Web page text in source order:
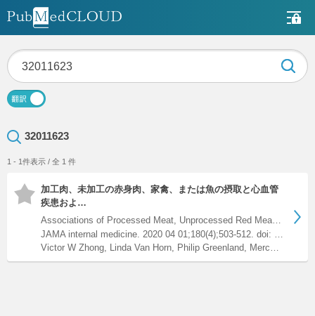
32011623
1 - 1件表示 / 全 1 件
加工肉、未加工の赤身肉、家禽、または魚の摂取と心血管
疾患およ…
Associations of Processed Meat, Unprocessed Red Meat, Poultr…
JAMA internal medicine. 2020 04 01;180(4);503-512. doi: 10.1001/jamainternmed.2019.6969.
Victor W Zhong, Linda Van Horn, Philip Greenland, Mercedes R Carnethon, Hongyan Ning, John T Wilkins, Donald M Lloyd-Jones, Norrina B Allen